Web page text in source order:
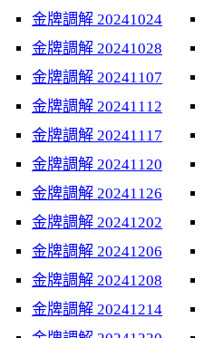
金牌調解 20241024
金牌調解 20241028
金牌調解 20241107
金牌調解 20241112
金牌調解 20241117
金牌調解 20241120
金牌調解 20241126
金牌調解 20241202
金牌調解 20241206
金牌調解 20241208
金牌調解 20241214